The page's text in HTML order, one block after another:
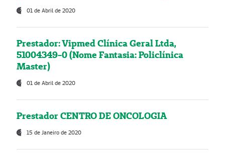
01 de Abril de 2020
Prestador: Vipmed Clínica Geral Ltda,
51004349-0 (Nome Fantasia: Policlínica
Master)
01 de Abril de 2020
Prestador CENTRO DE ONCOLOGIA
15 de Janeiro de 2020